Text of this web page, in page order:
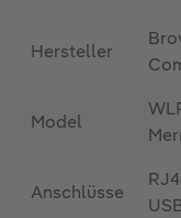
Hersteller
Model
Anschlüsse